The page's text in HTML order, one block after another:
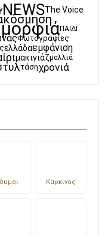
NEWSThe Voice
ΠΑΙΔΙ
Φωτογραφίες
ελλάδαεμφάνιση
μακιγιάζμαλλιά
τάσηχρονιά
Καρκίνος